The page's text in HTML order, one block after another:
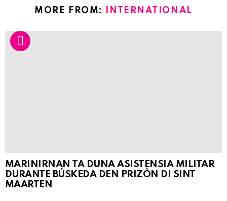
MORE FROM: INTERNATIONAL
MARINIRNAN TA DUNA ASISTENSIA MILITAR
DURANTE BÚSKEDA DEN PRIZÒN DI SINT
MAARTEN